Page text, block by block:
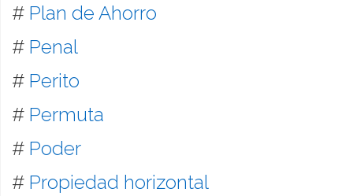
# Plan de Ahorro
# Penal
# Perito
# Permuta
# Poder
# Propiedad horizontal